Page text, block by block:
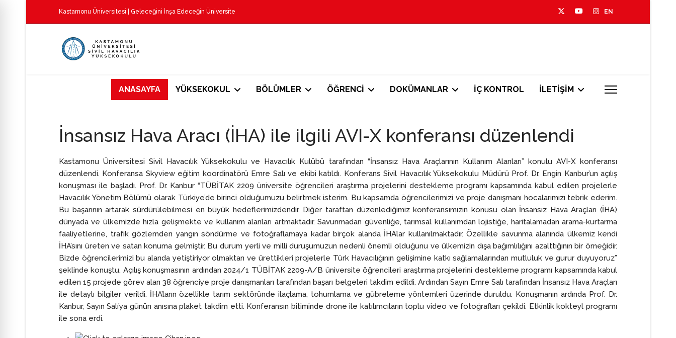
Kastamonu Üniversitesi | Geleceğini İnşa Edeceğin Üniversite EN
ANASAYFA YÜKSEKOKUL BÖLÜMLER ÖĞRENCİ DOKÜMANLAR İÇ KONTROL İLETİŞİM
İnsansız Hava Aracı (İHA) ile ilgili AVI-X konferansı düzenlendi
Kastamonu Üniversitesi Sivil Havacılık Yüksekokulu ve Havacılık Kulübü tarafından “İnsansız Hava Araçlarının Kullanım Alanları” konulu AVI-X konferansı
düzenlendi. Konferansa Skyview eğitim koordinatörü Emre Salı ve ekibi katıldı. Konferans Sivil Havacılık Yüksekokulu Müdürü Prof. Dr. Engin Kanbur’un açılış
konuşması ile başladı. Prof. Dr. Kanbur “TÜBİTAK 2209 üniversite öğrencileri araştırma projelerini destekleme programı kapsamında kabul edilen projelerle
Havacılık Yönetim Bölümü olarak Türkiye’de birinci olduğumuzu belirtmek isterim. Bu kapsamda öğrencilerimizi ve proje danışmanı hocalarımızı tebrik ederim.
Bu başarının artarak sürdürülebilmesi en büyük hedeflerimizdendir. Diğer taraftan düzenlediğimiz konferansımızın konusu olan İnsansız Hava Araçları (İHA)
dünyada ve ülkemizde hızla gelişmekte ve kullanım alanları artmaktadır. Savunmadan güvenliğe, tarımsal kullanımdan lojistiğe, haritalamadan arama-kurtarma
faaliyetlerine, trafik gözlemden yangın söndürme ve fotoğraflamaya kadar birçok alanda İHA’lar kullanılmaktadır. Özellikle savunma alanında ülkemiz kendi
İHA’sını üreten ve satan konuma gelmiştir. Bu durum yerli ve milli duruşumuzun nedenli önemli olduğunu ve ülkemizin dışa bağımlılığını azalttığının bir örneğidir.
Bizde öğrencilerimizi bu alanda yetiştiriyor olmaktan ve ürettikleri projelerle Türk Havacılığının gelişimine katkı sağlamalarından mutluluk ve gurur duyuyoruz”
şeklinde konuştu. Açılış konuşmasının ardından 2024/1 TÜBİTAK 2209-A/B üniversite öğrencileri araştırma projelerini destekleme programı kapsamında kabul
edilen 15 projede görev alan 38 öğrenciye proje danışmanları tarafından başarı belgeleri takdim edildi. Ardından Sayın Emre Salı tarafından İnsansız Hava Araçları
ile detaylı bilgiler verildi. İHA’ların özellikle tarım sektöründe ilaçlama, tohumlama ve gübreleme yöntemleri üzerinde duruldu. Konuşmanın ardında Prof. Dr.
Kanbur, Sayın Salı’ya günün anısına plaket takdim etti. Konferansın bitiminde drone ile katılımcıların toplu video ve fotoğrafları çekildi. Etkinlik kokteyl programı
ile sona erdi.